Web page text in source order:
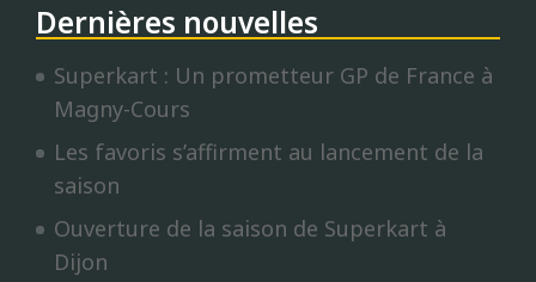
Dernières nouvelles
Superkart : Un prometteur GP de France à
Magny-Cours
Les favoris s’affirment au lancement de la
saison
Ouverture de la saison de Superkart à
Dijon